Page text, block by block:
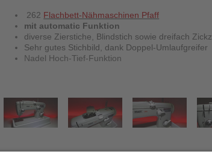
262 Flachbett-Nähmaschinen Pfaff
mit automatic Funktion
diverse Zierstiche, Blindstich sowie dreifach
Sehr gutes Stichbild, dank Doppel-Umlaufgreifer
Nadel Hoch-Tief-Funktion